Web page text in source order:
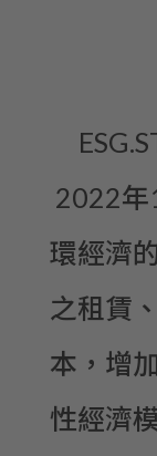
2022年
環經濟
之租賃
本，增
性經濟